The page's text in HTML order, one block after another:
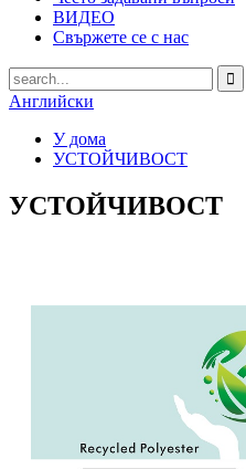
ВИДЕО
Свържете се с нас
Английски
У дома
УСТОЙЧИВОСТ
УСТОЙЧИВОСТ